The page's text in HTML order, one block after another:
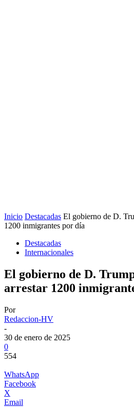
Inicio Destacadas El gobierno de D.
1200 inmigrantes por día
Destacadas
Internacionales
El gobierno de D.
arrestar 1200
Por
Redaccion-HV
-
30 de enero de 2025
0
554
WhatsApp
Facebook
X
Email